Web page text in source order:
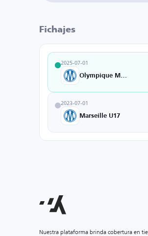
Fichajes
2025-07-01
2023-07-01
Marseille U17
Nuestra plataforma brinda cobertura en